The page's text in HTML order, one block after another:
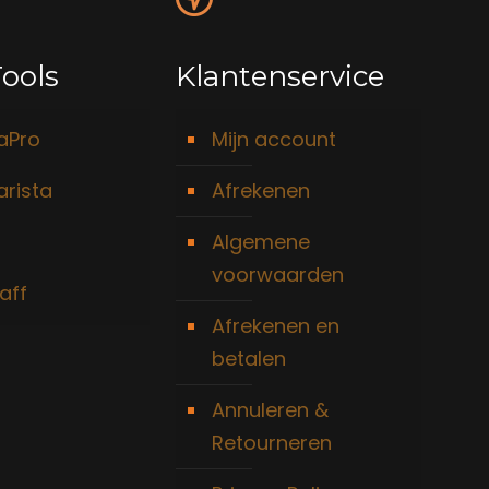
Klantenservice
Mijn account
Afrekenen
Algemene
voorwaarden
Afrekenen en
betalen
Annuleren &
Retourneren